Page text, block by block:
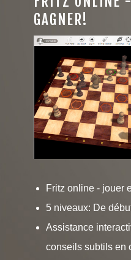
GAGNER!
Fritz online - jouer
5 niveaux: De
Assistance
conseils subtils en